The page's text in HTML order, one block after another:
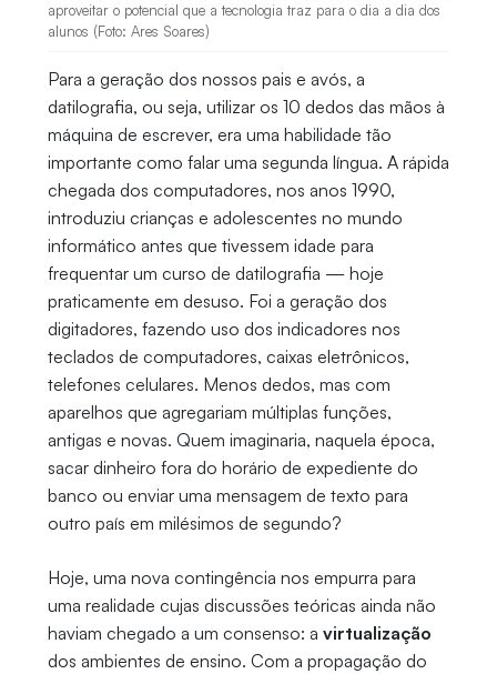
aproveitar o potencial que a tecnologia traz para o dia a dia dos
alunos (Foto: Ares Soares)
Para a geração dos nossos pais e avós, a
datilografia, ou seja, utilizar os 10 dedos das mãos à
máquina de escrever, era uma habilidade tão
importante como falar uma segunda língua. A rápida
chegada dos computadores, nos anos 1990,
introduziu crianças e adolescentes no mundo
informático antes que tivessem idade para
frequentar um curso de datilografia — hoje
praticamente em desuso. Foi a geração dos
digitadores, fazendo uso dos indicadores nos
teclados de computadores, caixas eletrônicos,
telefones celulares. Menos dedos, mas com
aparelhos que agregariam múltiplas funções,
antigas e novas. Quem imaginaria, naquela época,
sacar dinheiro fora do horário de expediente do
banco ou enviar uma mensagem de texto para
outro país em milésimos de segundo?
Hoje, uma nova contingência nos empurra para
uma realidade cujas discussões teóricas ainda não
haviam chegado a um consenso: a virtualização
dos ambientes de ensino. Com a propagação do